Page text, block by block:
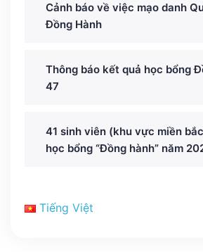
Cảnh báo về việc mạo danh
Đồng Hành
Thông báo kết quả học bổng
47
41 sinh viên (khu vực miền
học bổng “Đồng hành” năm
Tiếng Việt